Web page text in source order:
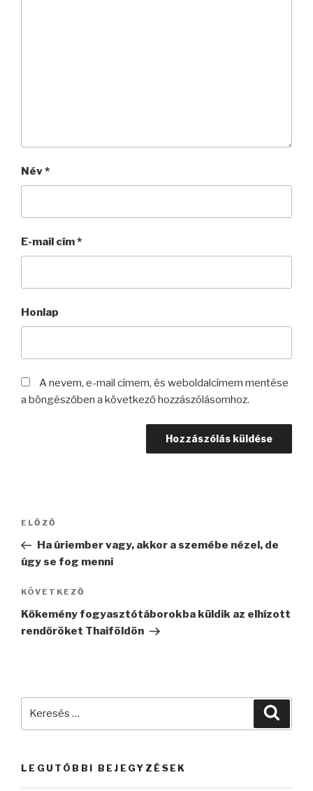
Név*
E-mail cím*
Honlap
A nevem, e-mail címem, és weboldalcímem mentése
a böngészőben a következő hozzászólásomhoz.
Bejegyzés
Korábbi
bejegyzés
ELŐZŐ
Ha úriember vagy, akkor a szemébe nézel, de
úgy se fog menni
Következő
bejegyzés
KÖVETKEZŐ
Kőkemény fogyasztótáborokba küldik az elhízott
rendőröket Thaiföldön
LEGUTÓBBI BEJEGYZÉSEK